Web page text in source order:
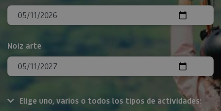
Noiz arte
Elige uno, varios o todos los tipos de actividades: